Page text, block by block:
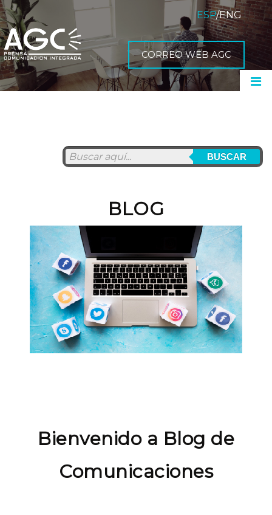
CORREO WEB AGC
ESP/ENG
BUSCAR
BLOG
Bienvenido a Blog de
Comunicaciones